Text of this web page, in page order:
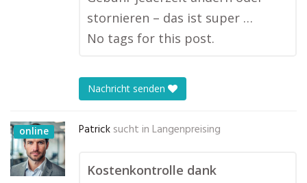
stornieren – das ist super …
No tags for this post.
Nachricht senden
online Patrick sucht in Langenpreising
Kostenkontrolle dank